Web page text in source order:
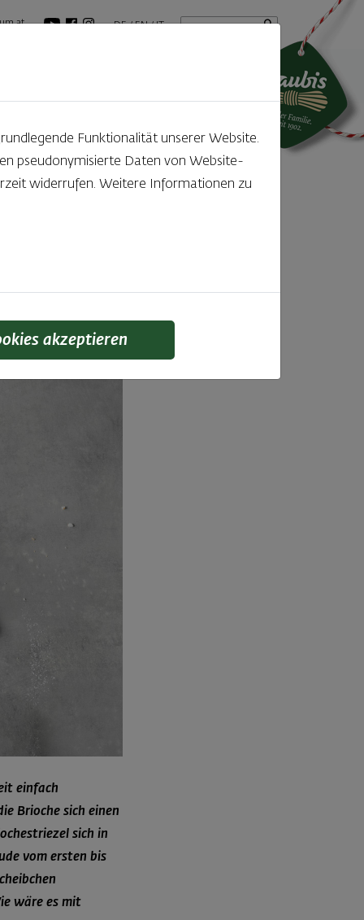
DE EN IT Suchbegriff
einfach
Brioche sich einen
sich in
vom ersten bis
wäre es mit
Funktionalität unserer Website.
pseudonymisierte Daten von Website-
widerrufen. Weitere Informationen zu
akzeptieren